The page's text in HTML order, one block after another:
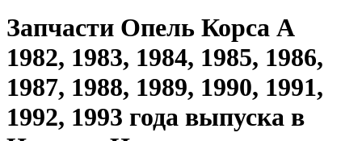
Запчасти Опель Корса А
1982, 1983, 1984, 1985, 1986,
1987, 1988, 1989, 1990, 1991,
1992, 1993 года выпуска в